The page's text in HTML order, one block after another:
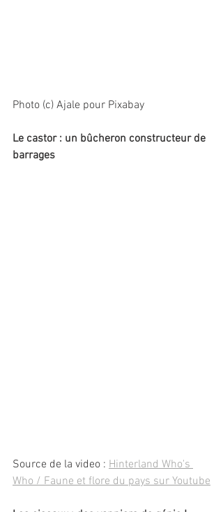
Photo (c) Ajale pour Pixabay
Le castor : un bûcheron constructeur de
barrages
Source de la video : Hinterland Who's
Who / Faune et flore du pays sur Youtube